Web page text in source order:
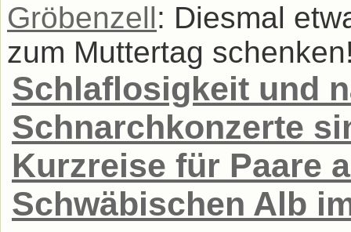
Gröbenzell: Diesmal
zum Muttertag
Schlaflosigkeit und
Schnarchkonzerte
Kurzreise für Paare
Schwäbischen Alb